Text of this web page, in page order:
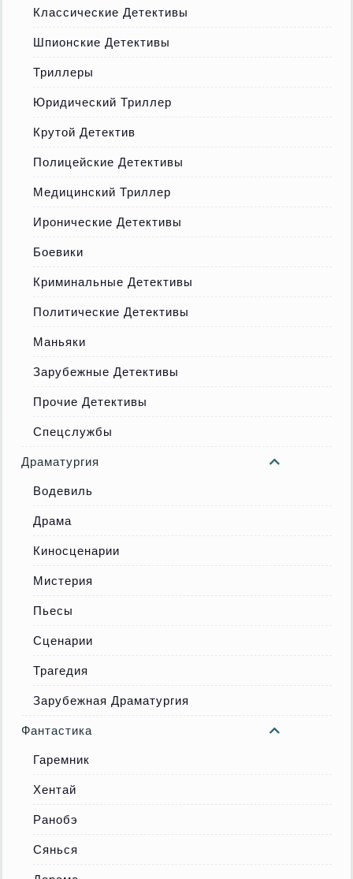
Классические Детективы
Шпионские Детективы
Триллеры
Юридический Триллер
Крутой Детектив
Полицейские Детективы
Медицинский Триллер
Иронические Детективы
Боевики
Криминальные Детективы
Политические Детективы
Маньяки
Зарубежные Детективы
Прочие Детективы
Спецслужбы
Драматургия
Водевиль
Драма
Киносценарии
Мистерия
Пьесы
Сценарии
Трагедия
Зарубежная Драматургия
Фантастика
Гаремник
Хентай
Ранобэ
Сянься